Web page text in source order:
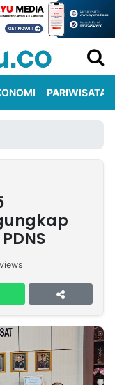
PARIWISATA
views